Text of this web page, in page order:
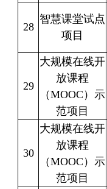
28
智慧课堂试点
项目
29
大规模在线开
放课程
（MOOC ）示
范项目
30
大规模在线开
放课程
（MOOC ）示
范项目